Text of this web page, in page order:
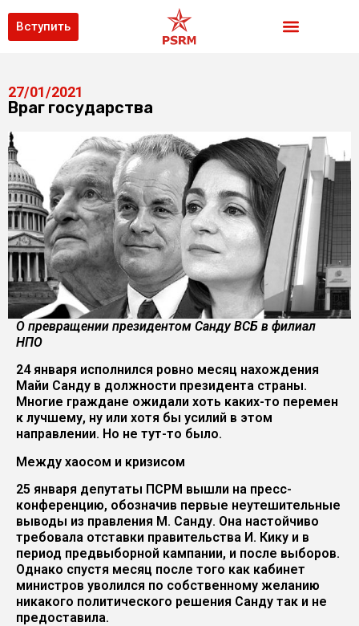
Вступить
27/01/2021
Враг государства
О превращении президентом Санду ВСБ в филиал
НПО
24 января исполнился ровно месяц нахождения
Майи Санду в должности президента страны.
Многие граждане ожидали хоть каких-то перемен
к лучшему, ну или хотя бы усилий в этом
направлении. Но не тут-то было.
Между хаосом и кризисом
25 января депутаты ПСРМ вышли на пресс-
конференцию, обозначив первые неутешительные
выводы из правления М. Санду. Она настойчиво
требовала отставки правительства И. Кику и в
период предвыборной кампании, и после выборов.
Однако спустя месяц после того как кабинет
министров уволился по собственному желанию
никакого политического решения Санду так и не
предоставила.